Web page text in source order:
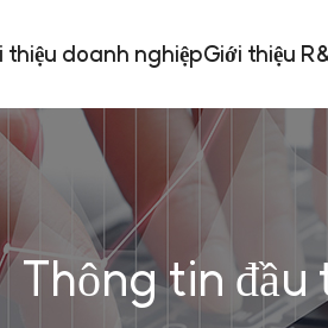
thiệu doanh nghiệpGiới thiệu
Thông tin đầu